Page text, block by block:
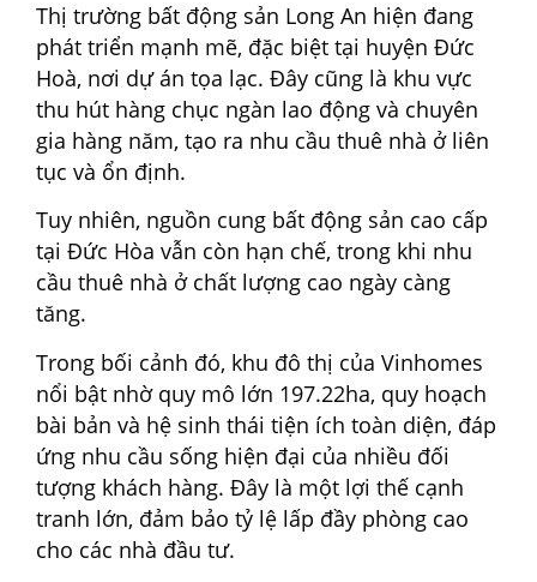
Thị trường bất động sản Long An hiện đang
phát triển mạnh mẽ, đặc biệt tại huyện Đức
Hoà, nơi dự án tọa lạc. Đây cũng là khu vực
thu hút hàng chục ngàn lao động và chuyên
gia hàng năm, tạo ra nhu cầu thuê nhà ở liên
tục và ổn định.
Tuy nhiên, nguồn cung bất động sản cao cấp
tại Đức Hòa vẫn còn hạn chế, trong khi nhu
cầu thuê nhà ở chất lượng cao ngày càng
tăng.
Trong bối cảnh đó, khu đô thị của Vinhomes
nổi bật nhờ quy mô lớn 197.22ha, quy hoạch
bài bản và hệ sinh thái tiện ích toàn diện, đáp
ứng nhu cầu sống hiện đại của nhiều đối
tượng khách hàng. Đây là một lợi thế cạnh
tranh lớn, đảm bảo tỷ lệ lấp đầy phòng cao
cho các nhà đầu tư.